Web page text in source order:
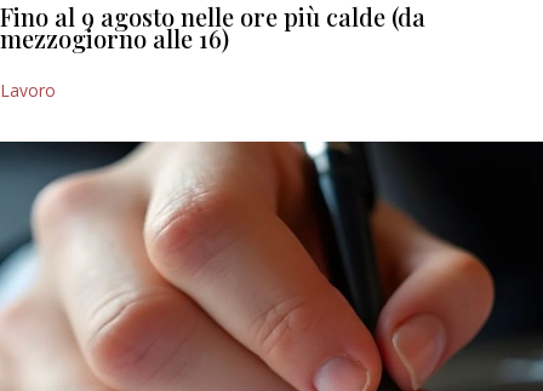
Fino al 9 agosto nelle ore più calde (da
mezzogiorno alle 16)
Lavoro